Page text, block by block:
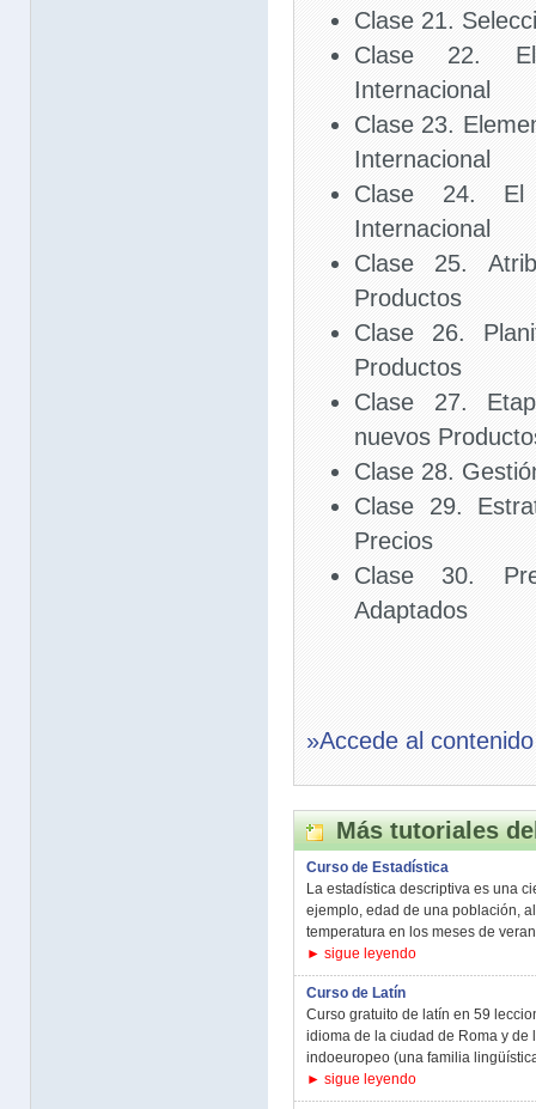
Clase 21.
Clase 22.
Internacional
Clase 23.
Internacional
Clase 24.
Internacional
Clase 25.
Productos
Clase 26.
Productos
Clase 27.
nuevos
Clase 28.
Clase 29.
Precios
Clase 30.
Adaptados
»Accede al
Más tutoriales
Curso de Estadística
La estadística descriptiva es una
ejemplo, edad de una población,
temperatura en los meses de
► sigue leyendo
Curso de Latín
Curso gratuito de latín en 59
idioma de la ciudad de Roma y de
indoeuropeo (una familia
► sigue leyendo